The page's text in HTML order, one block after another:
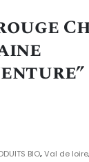
BIO,Val de loire